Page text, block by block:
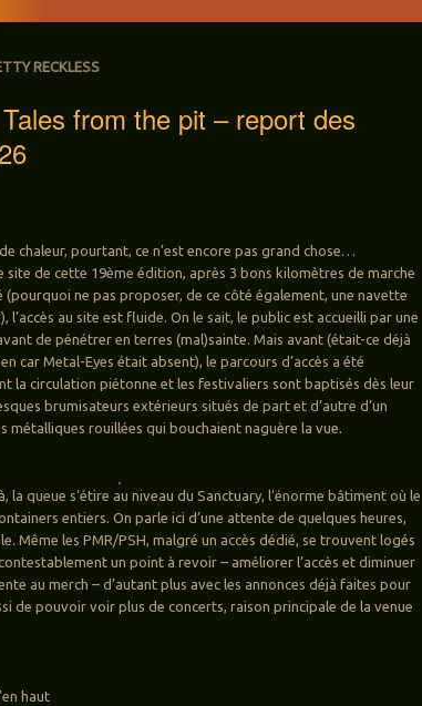
RECKLESS
from the pit – report des
chaleur, pourtant, ce n’est encore pas grand chose…
site de cette 19ème édition, après 3 bons kilomètres de marche
ne pas proposer, de ce côté également, une navette
l’accès au site est fluide. On le sait, le public est accueilli par une
de pénétrer en terres (mal)sainte. Mais avant (était-ce déjà
car Metal-Eyes était absent), le parcours d’accès a été
la circulation piétonne et les festivaliers sont baptisés dès leur
brumisateurs extérieurs situés de part et d’autre d’un
métalliques rouillées qui bouchaient naguère la vue.
la queue s’étire au niveau du Sanctuary, l’énorme bâtiment où le
entiers. On parle ici d’une attente de quelques heures,
Même les PMR/PSH, malgré un accès dédié, se trouvent logés
un point à revoir – améliorer l’accès et diminuer
au merch – d’autant plus avec les annonces déjà faites pour
de pouvoir voir plus de concerts, raison principale de la venue
haut